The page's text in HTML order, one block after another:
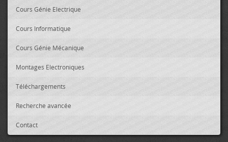
Cours Génie Electrique
Cours Informatique
Cours Génie Mécanique
Montages Electroniques
Téléchargements
Recherche avancée
Contact